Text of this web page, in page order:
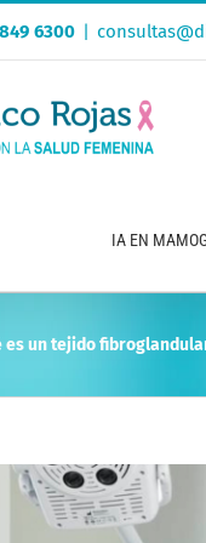
6300 |
IA EN
es un tejido